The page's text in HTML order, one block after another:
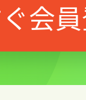
会